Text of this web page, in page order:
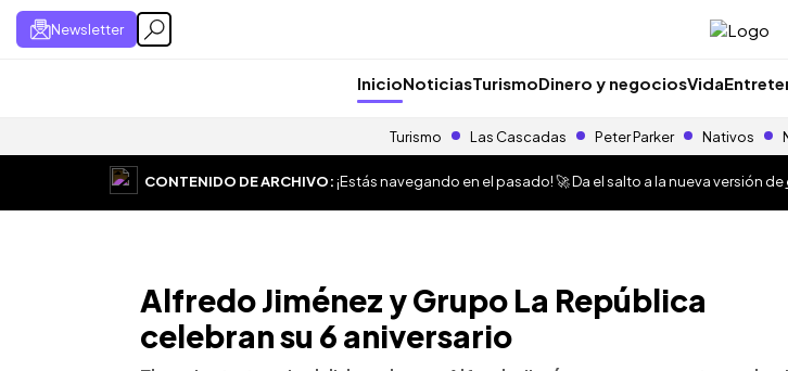
Newsletter
InicioNoticiasTurismoDinero y negociosVida
Turismo Las Cascadas Peter Parker Nativos
CONTENIDO DE ARCHIVO:¡Estás navegando en el pasado! 🚀 Da el salto a la nueva versión de
Alfredo Jiménez y Grupo La República
celebran su 6 aniversario